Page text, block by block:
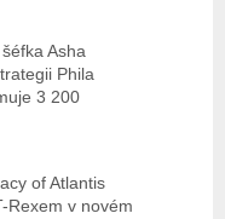
Asha
Phila
3 200
of Atlantis
Rexem v novém